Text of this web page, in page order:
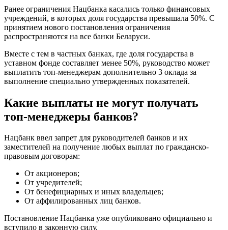
Ранее ограничения Нацбанка касались только финансовых
учреждений, в которых доля государства превышала 50%. С
принятием нового постановления ограничения
распространяются на все банки Беларуси.
Вместе с тем в частных банках, где доля государства в
уставном фонде составляет менее 50%, руководство может
выплатить топ-менеджерам дополнительно 3 оклада за
выполнение специально утвержденных показателей.
Какие выплаты не могут получать
топ-менеджеры банков?
Нацбанк ввел запрет для руководителей банков и их
заместителей на получение любых выплат по гражданско-
правовым договорам:
От акционеров;
От учредителей;
От бенефициарных и иных владельцев;
От аффилированных лиц банков.
Постановление Нацбанка уже опубликовано официально и
вступило в законную силу.